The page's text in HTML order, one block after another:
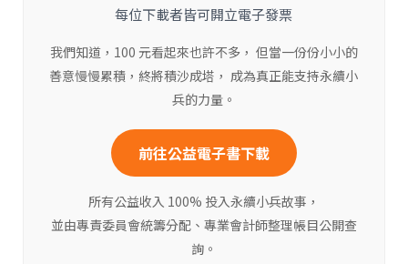
每位下載者皆可開立電子發票
我們知道，100 元看起來也許不多， 但當一份份小小的
善意慢慢累積，終將積沙成塔， 成為真正能支持永續小
兵的力量。
前往公益電子書下載
所有公益收入 100% 投入永續小兵故事，
並由專責委員會統籌分配、專業會計師整理帳目公開查
詢。